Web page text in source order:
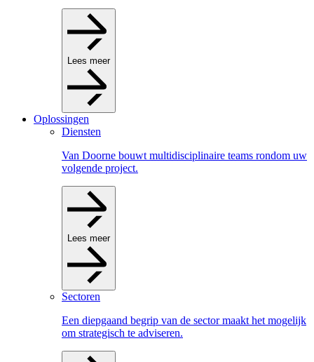
Lees meer
Oplossingen
Diensten
Van Doorne bouwt multidisciplinaire teams rondom uw
volgende project.
Lees meer
Sectoren
Een diepgaand begrip van de sector maakt het mogelijk
om strategisch te adviseren.